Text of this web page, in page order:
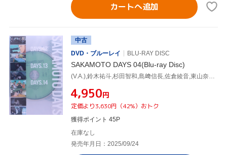
カートへ追加
中古
DVD・ブルーレイ
BLU-RAY DISC
SAKAMOTO DAYS 04(Blu-ray Disc)
¥4,950円
定価より3,630円（42%）おトク
獲得ポイント 45P
在庫なし
発売年月日：2025/09/24